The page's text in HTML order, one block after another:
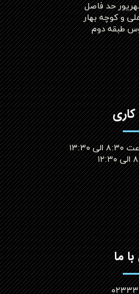
بلوار ۱۷ شهریور حد فاصل
و کوچه بهار
طبقه دوم
۱۳:۳۰
ما